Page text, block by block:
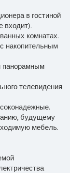
в гостиной
входит).
комнатах.
накопительным
панорамным
телевидения
будущему
мебель.